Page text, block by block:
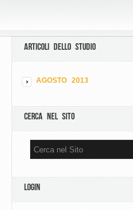
ARTICOLI DELLO STUDIO
AGOSTO 2013
CERCA NEL SITO
LOGIN